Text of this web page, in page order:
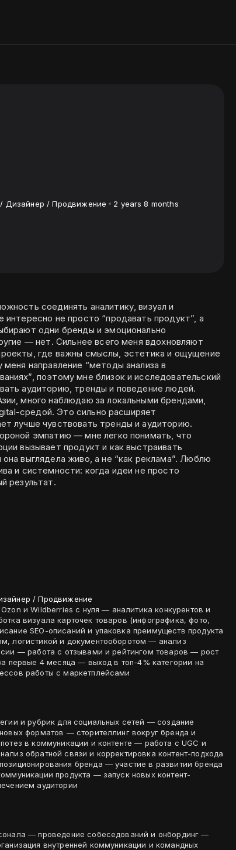
Дизайнер / Продвижение 2 years 8 months
соединять аналитику, визуал и
интересно не просто “продавать продукт”, а
одни бренды и эмоционально
меня вдохновляют
где важны смыслы, эстетика и ощущение
направление “методы анализа в
поэтому мне близок и исследовательский
аудиторию, тренды и поведение людей.
много наблюдаю за локальными брендами,
средой. Это сильно расширяет
лучше чувствовать тренды и аудиторию.
эмпатию — мне легко понимать, что
вызывает продукт и как выстраивать
выглядела живо, а не “как реклама”. Люблю
и системности: когда идеи не просто
результат.
/ Продвижение
и Wildberries с нуля — аналитика конкурентов и
визуала карточек товаров (инфографика, фото,
SEO-описаний и упаковка преимуществ продукта
логистикой и документооборотом — анализ
— работа с отзывами и рейтингом товаров — рост
первые 4 месяца — выход в топ-4% категории на
работы с маркетплейсами
и рубрик для социальных сетей — создание
форматов — сторителлинг вокруг бренда и
в коммуникации и контенте — работа с UGC и
обратной связи и корректировка контент-подхода
бренда — участие в развитии бренда
продукта — запуск новых контент-
аудитории
— проведение собеседований и онбординг —
внутренней коммуникации и командных